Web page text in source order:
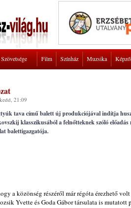
Film Színház Muzsika
21:09
tava című balett új produkciójával indítja
klasszikusából a felnőtteknek szóló
balettigazgatója.
a közönség részéről már régóta érezhető
Yvette és Goda Gábor társulata is